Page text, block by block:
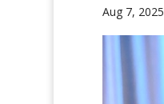
Aug 7, 2025